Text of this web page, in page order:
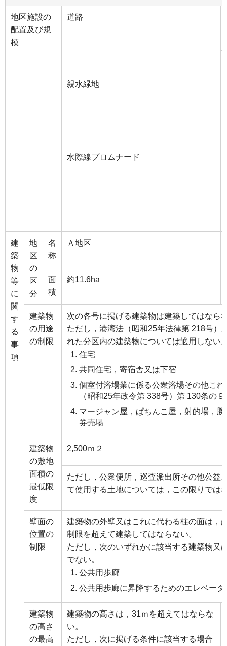
地区施設の
配置及び規
模
道路
親水緑地
水際線プロムナード
建
築
物
等
に
関
す
る
事
項
地
区
の
区
分
名
称
Ａ地区
面
積
約11.6ha
建築物
の用途
の制限
次の各号に掲げる建築物は建築してはなら
ただし，港湾法（昭和25年法律第 218号）
れた分区内の建築物については適用しない
住宅
共同住宅，寄宿舎又は下宿
個室付浴場業に係る公衆浴場その他こ
（昭和25年政令第 338号）第 130条の
マージャン屋，ぱちんこ屋，射的場，
券売場
建築物
の敷地
面積の
最低限
度
2,500ｍ２
ただし，公衆便所，巡査派出所その他公益
て使用する土地については，この限りでは
壁面の
位置の
制限
建築物の外壁又はこれに代わる柱の面は，
制限を超えて建築してはならない。
ただし，次のいずれかに該当する建築物又
でない。
公共用歩廊
公共用歩廊に昇降するためのエレベー
建築物
の高さ
の最高
建築物の高さは，31ｍを超えてはならな
い。
ただし，次に掲げる条件に該当する場合